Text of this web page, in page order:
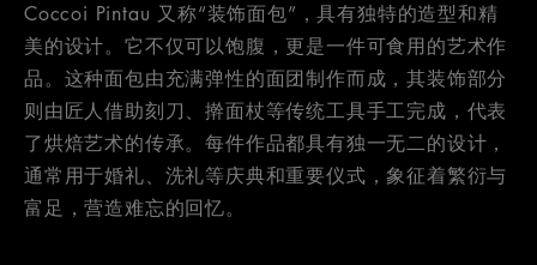
Coccoi Pintau 又称“装饰面包”，具有独特的造型和精
美的设计。它不仅可以饱腹，更是一件可食用的艺术作
品。这种面包由充满弹性的面团制作而成，其装饰部分
则由匠人借助刻刀、擀面杖等传统工具手工完成，代表
了烘焙艺术的传承。每件作品都具有独一无二的设计，
通常用于婚礼、洗礼等庆典和重要仪式，象征着繁衍与
富足，营造难忘的回忆。